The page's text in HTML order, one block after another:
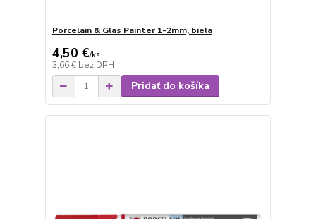
Porcelain & Glas Painter 1-2mm, biela
4,50 €/ks
3,66 € bez DPH
Pridať do košíka